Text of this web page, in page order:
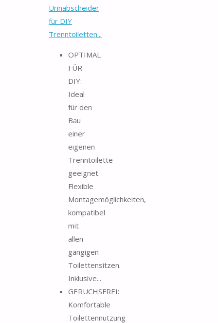
Urinabscheider
für DIY
Trenntoiletten...
OPTIMAL
FÜR
DIY:
Ideal
für den
Bau
einer
eigenen
Trenntoilette
geeignet.
Flexible
Montagemöglichkeiten,
kompatibel
mit
allen
gängigen
Toilettensitzen.
Inklusive...
GERUCHSFREI:
Komfortable
Toilettennutzung